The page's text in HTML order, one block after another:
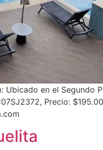
en el Segundo
Precio: